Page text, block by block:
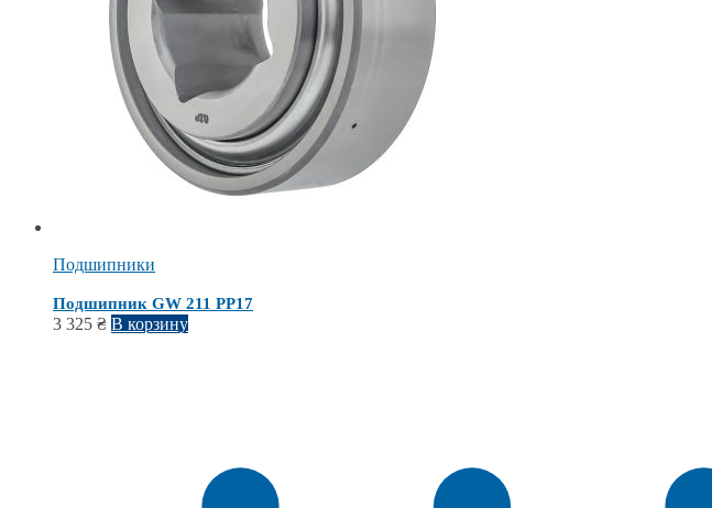
Подшипники
Подшипник GW 211 PP17
3 325 ₴ В корзину